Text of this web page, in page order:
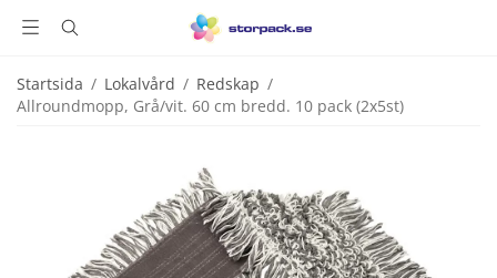
Startsida / Lokalvård / Redskap /
Allroundmopp, Grå/vit. 60 cm bredd. 10 pack (2x5st)